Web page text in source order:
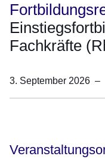
Fachkräfte
3. September 2026 –